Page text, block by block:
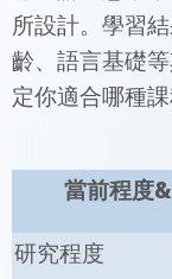
所設計。學習
齡、語言基礎
定你適合哪種
當前程度
研究程度